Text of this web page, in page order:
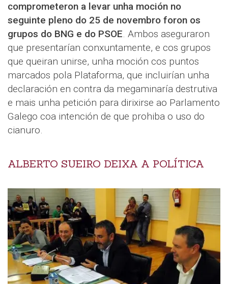
comprometeron a levar unha moción no
seguinte pleno do 25 de novembro foron os
grupos do BNG e do PSOE. Ambos aseguraron
que presentarían conxuntamente, e cos grupos
que queiran unirse, unha moción cos puntos
marcados pola Plataforma, que incluirían unha
declaración en contra da megaminaría destrutiva
e mais unha petición para dirixirse ao Parlamento
Galego coa intención de que prohiba o uso do
cianuro.
ALBERTO SUEIRO DEIXA A POLÍTICA